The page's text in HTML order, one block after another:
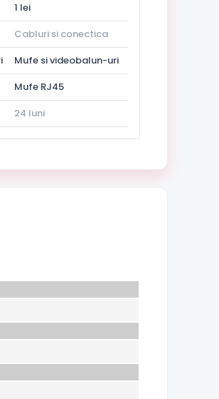
1 lei
Cabluri si conectica
Mufe si videobalun-uri
Mufe RJ45
24 luni